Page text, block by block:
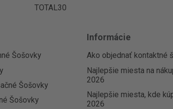
TOTAL30
Šošovky
Šošovky
Šošovky
Informácie
Ako objednať kontaktné
Najlepšie miesta na
2026
Najlepšie miesta, kde
2026